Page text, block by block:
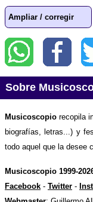
Ampliar / corregir
Sobre
Musicoscopio recopila
biografías, letras...) y
todo aquel que la desee
Musicoscopio 1999-
Facebook - Twitter -